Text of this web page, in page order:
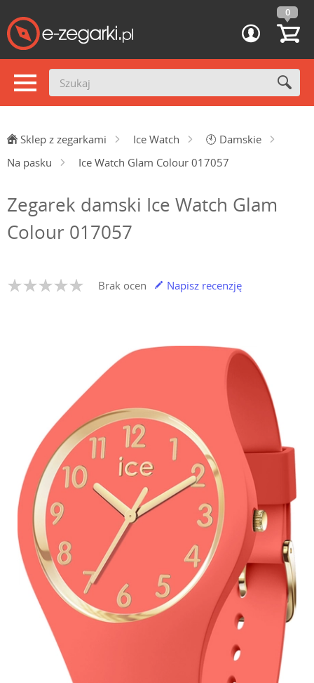
0
Sklep z zegarkami Ice Watch 🕙 Damskie
Na pasku
Ice Watch Glam Colour 017057
Zegarek damski Ice Watch Glam
Colour 017057
Brak ocen Napisz recenzję